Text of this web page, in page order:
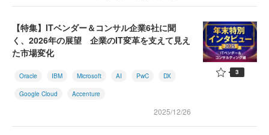
【特集】ITベンダー＆コンサル企業6社に聞
く、2026年の展望 企業のIT変革を支えて見え
た市場変化
Oracle IBM Microsoft AI PwC DX
Google Cloud Accenture
2025/12/26
3